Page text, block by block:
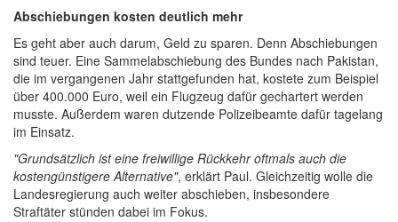
Abschiebungen kosten deutlich mehr
Es geht aber auch darum, Geld zu sparen. Denn Abschiebungen
sind teuer. Eine Sammelabschiebung des Bundes nach Pakistan,
die im vergangenen Jahr stattgefunden hat, kostete zum Beispiel
über 400.000 Euro, weil ein Flugzeug dafür gechartert werden
musste. Außerdem waren dutzende Polizeibeamte dafür tagelang
im Einsatz.
"Grundsätzlich ist eine freiwillige Rückkehr oftmals auch die
kostengünstigere Alternative", erklärt Paul. Gleichzeitig wolle die
Landesregierung auch weiter abschieben, insbesondere
Straftäter stünden dabei im Fokus.